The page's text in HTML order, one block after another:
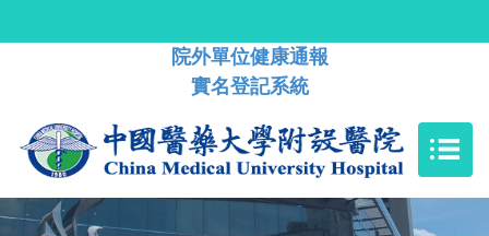
院外單位健康通報
實名登記系統